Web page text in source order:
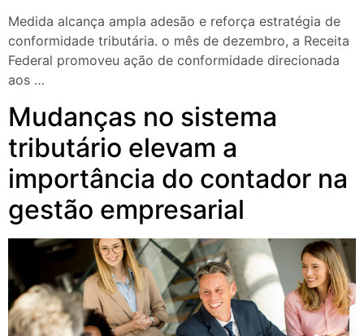
Medida alcança ampla adesão e reforça estratégia de
conformidade tributária. o mês de dezembro, a Receita
Federal promoveu ação de conformidade direcionada
aos …
Mudanças no sistema
tributário elevam a
importância do contador na
gestão empresarial